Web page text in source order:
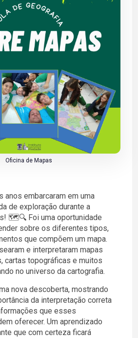
Oficina de Mapas
anos embarcaram em uma
de exploração durante a
🗺️🔍 Foi uma oportunidade
sobre os diferentes tipos,
que compõem um mapa.
e interpretaram mapas
cartas topográficas e muitos
no universo da cartografia.
nova descoberta, mostrando
da interpretação correta
que esses
oferecer. Um aprendizado
que com certeza ficará